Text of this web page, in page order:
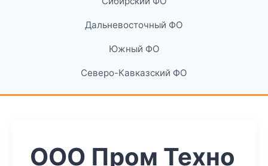
Дальневосточный ФО
Южный ФО
Северо-Кавказский ФО
ООО Пром Техно